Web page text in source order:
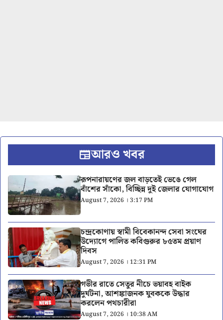
আরও খবর
রূপনারায়ণের জল বাড়তেই ভেঙে গেল
বাঁশের সাঁকো, বিচ্ছিন্ন দুই জেলার যোগাযোগ
August 7, 2026 । 3:17 PM
চন্দ্রকোণায় স্বামী বিবেকানন্দ সেবা সংঘের
উদ্যোগে পালিত কবিগুরুর ৮৫তম প্রয়াণ
দিবস
August 7, 2026 । 12:31 PM
গভীর রাতে সেতুর নীচে ভয়াবহ বাইক
দুর্ঘটনা, আশঙ্কাজনক যুবককে উদ্ধার
করলেন পথচারীরা
August 7, 2026 । 10:38 AM